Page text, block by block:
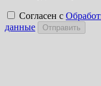
Согласен с
данные
Отправить